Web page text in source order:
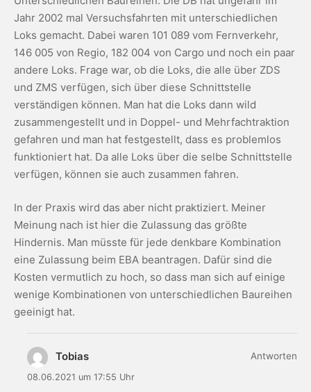
Jahr 2002 mal Versuchsfahrten mit unterschiedlichen
Loks gemacht. Dabei waren 101 089 vom Fernverkehr,
146 005 von Regio, 182 004 von Cargo und noch ein paar
andere Loks. Frage war, ob die Loks, die alle über ZDS
und ZMS verfügen, sich über diese Schnittstelle
verständigen können. Man hat die Loks dann wild
zusammengestellt und in Doppel- und Mehrfachtraktion
gefahren und man hat festgestellt, dass es problemlos
funktioniert hat. Da alle Loks über die selbe Schnittstelle
verfügen, können sie auch zusammen fahren.
In der Praxis wird das aber nicht praktiziert. Meiner
Meinung nach ist hier die Zulassung das größte
Hindernis. Man müsste für jede denkbare Kombination
eine Zulassung beim EBA beantragen. Dafür sind die
Kosten vermutlich zu hoch, so dass man sich auf einige
wenige Kombinationen von unterschiedlichen Baureihen
geeinigt hat.
Tobias
08.06.2021 um 17:55 Uhr
Antworten